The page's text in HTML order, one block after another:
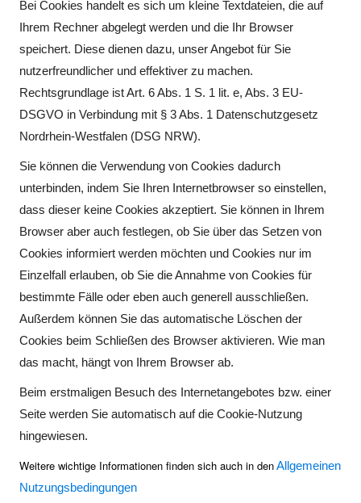
Bei Cookies handelt es sich um kleine Textdateien, die auf
Ihrem Rechner abgelegt werden und die Ihr Browser
speichert. Diese dienen dazu, unser Angebot für Sie
nutzerfreundlicher und effektiver zu machen.
Rechtsgrundlage ist Art. 6 Abs. 1 S. 1 lit. e, Abs. 3 EU-
DSGVO in Verbindung mit § 3 Abs. 1 Datenschutzgesetz
Nordrhein-Westfalen (DSG NRW).
Sie können die Verwendung von Cookies dadurch
unterbinden, indem Sie Ihren Internetbrowser so einstellen,
dass dieser keine Cookies akzeptiert. Sie können in Ihrem
Browser aber auch festlegen, ob Sie über das Setzen von
Cookies informiert werden möchten und Cookies nur im
Einzelfall erlauben, ob Sie die Annahme von Cookies für
bestimmte Fälle oder eben auch generell ausschließen.
Außerdem können Sie das automatische Löschen der
Cookies beim Schließen des Browser aktivieren. Wie man
das macht, hängt von Ihrem Browser ab.
Beim erstmaligen Besuch des Internetangebotes bzw. einer
Seite werden Sie automatisch auf die Cookie-Nutzung
hingewiesen.
Weitere wichtige Informationen finden sich auch in denAllgemeinen
Nutzungsbedingungen